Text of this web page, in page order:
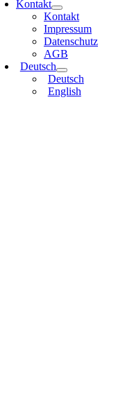
Kontakt
Kontakt
Impressum
Datenschutz
AGB
Deutsch
Deutsch
English